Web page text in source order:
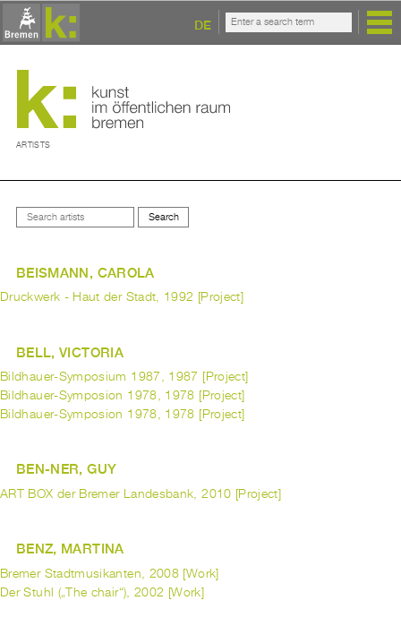
DE
ARTISTS
BEISMANN, CAROLA
Druckwerk - Haut der Stadt, 1992 [Project]
BELL, VICTORIA
Bildhauer-Symposium 1987, 1987 [Project]
Bildhauer-Symposion 1978, 1978 [Project]
Bildhauer-Symposion 1978, 1978 [Project]
BEN-NER, GUY
ART BOX der Bremer Landesbank, 2010 [Project]
BENZ, MARTINA
Bremer Stadtmusikanten, 2008 [Work]
Der Stuhl („The chair“), 2002 [Work]